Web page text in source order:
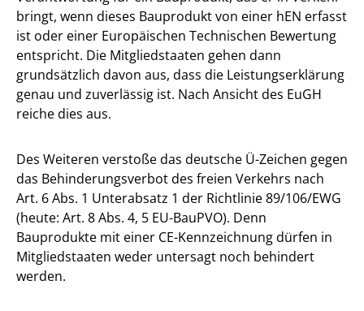
bringt, wenn dieses Bauprodukt von einer hEN erfasst
ist oder einer Europäischen Technischen Bewertung
entspricht. Die Mitgliedstaaten gehen dann
grundsätzlich davon aus, dass die Leistungserklärung
genau und zuverlässig ist. Nach Ansicht des EuGH
reiche dies aus.
Des Weiteren verstoße das deutsche Ü-Zeichen gegen
das Behinderungsverbot des freien Verkehrs nach
Art. 6 Abs. 1 Unterabsatz 1 der Richtlinie 89/106/EWG
(heute: Art. 8 Abs. 4, 5 EU-BauPVO). Denn
Bauprodukte mit einer CE-Kennzeichnung dürfen in
Mitgliedstaaten weder untersagt noch behindert
werden.